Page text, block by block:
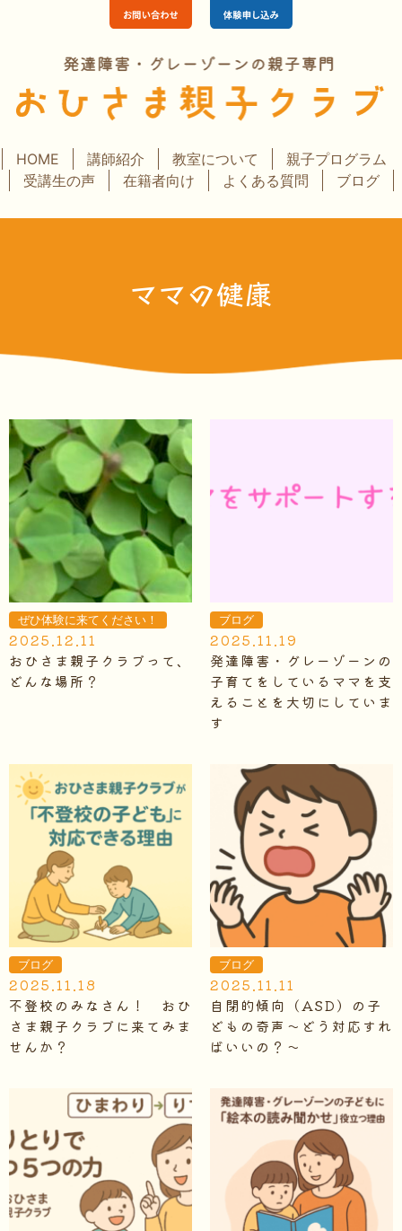
HOME 講師紹介 教室について
親子プログラム
受講生の声
在籍者向け よくある質問 ブログ
ママの健康
ぜひ体験に来てください！
2025.12.11
おひさま親子クラブって、
どんな場所？
ブログ
2025.11.19
発達障害・グレーゾーンの
子育てをしているママを支
えることを大切にしていま
す
ブログ
2025.11.18
不登校のみなさん！ おひ
さま親子クラブに来てみま
せんか？
ブログ
2025.11.11
自閉的傾向（ASD）の子
どもの奇声～どう対応すれ
ばいいの？～